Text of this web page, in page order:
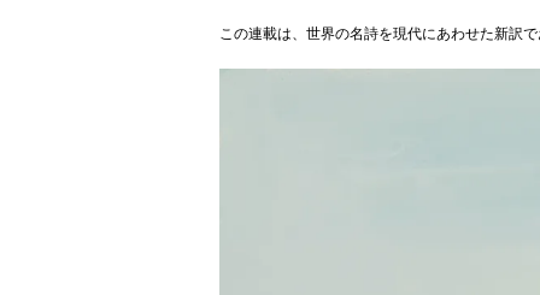
この連載は、世界の名詩を現代にあわせた新訳で